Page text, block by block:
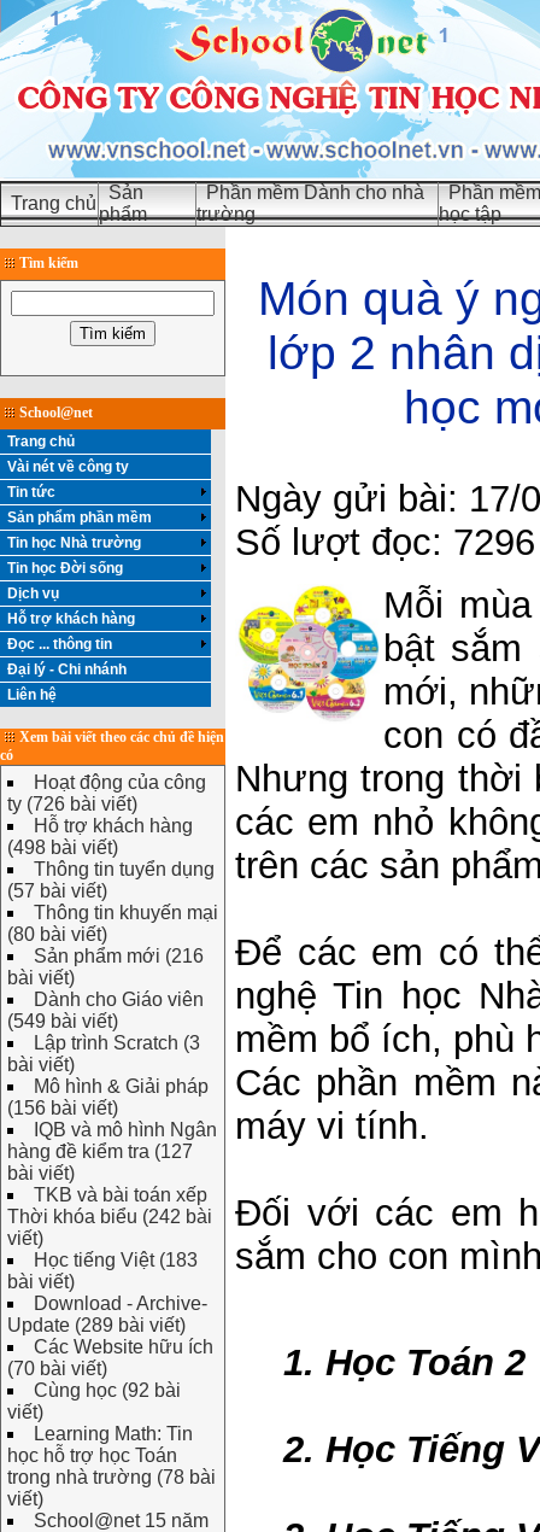
Trang chủ
Sản
phẩm
Phần mềm Dành cho nhà
trường
Phần
học tập
Tìm kiếm
School@net
Trang chủ
Vài nét về công ty
Tin tức
Sản phẩm phần mềm
Tin học Nhà trường
Tin học Đời sống
Dịch vụ
Hỗ trợ khách hàng
Đọc ... thông tin
Đại lý - Chi nhánh
Liên hệ
Xem bài viết theo các chủ đề hiện
có
Hoạt động của công
ty (726 bài viết)
Hỗ trợ khách hàng
(498 bài viết)
Thông tin tuyển dụng
(57 bài viết)
Thông tin khuyến mại
(80 bài viết)
Sản phẩm mới (216
bài viết)
Dành cho Giáo viên
(549 bài viết)
Lập trình Scratch (3
bài viết)
Mô hình & Giải pháp
(156 bài viết)
IQB và mô hình Ngân
hàng đề kiểm tra (127
bài viết)
TKB và bài toán xếp
Thời khóa biểu (242 bài
viết)
Học tiếng Việt (183
bài viết)
Download - Archive-
Update (289 bài viết)
Các Website hữu ích
(70 bài viết)
Cùng học (92 bài
viết)
Learning Math: Tin
học hỗ trợ học Toán
trong nhà trường (78 bài
viết)
School@net 15 năm
Món quà ý
lớp 2 nhân
học
Ngày gửi bài: 17/
Số lượt đọc: 7296
Mỗi
bật
mới,
con có
Nhưng trong thời
các em nhỏ
trên các sản
Để các em có
nghệ Tin học
mềm bổ ích, phù
Các phần mềm
máy vi tính.
Đối với các em
sắm cho con
1. Học Toán 2
2. Học Tiếng